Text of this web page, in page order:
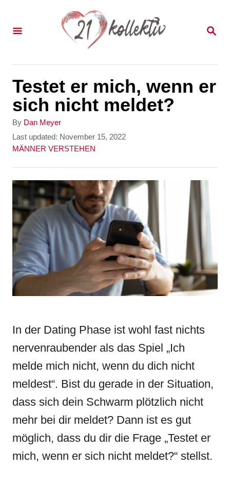
S
R
H
Testet er mich, wenn er
sich nicht meldet?
By A
u
t
o
r
Dan Meyer
P
o
e
o
Last updated: November 15, 2022
C
e
o
e
s
MÄNNER VERSTEHEN
In der Dating Phase ist wohl fast nichts
nervenraubender als das Spiel „Ich
melde mich nicht, wenn du dich nicht
meldest“. Bist du gerade in der Situation,
dass sich dein Schwarm plötzlich nicht
mehr bei dir meldet? Dann ist es gut
möglich, dass du dir die Frage „Testet er
mich, wenn er sich nicht meldet?“ stellst.